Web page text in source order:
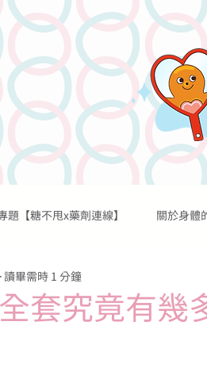
題【糖不甩x藥劑連線】 關於身體
關於性歡愉的
套究竟有幾
讀畢需時 1 分鐘